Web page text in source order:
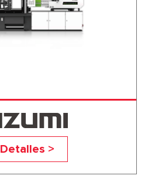
UN200A6
Detalles >